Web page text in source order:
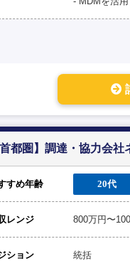
首都圏】調達・協力会
すめ年齢 20代
レンジ 800万円〜
ション 統括